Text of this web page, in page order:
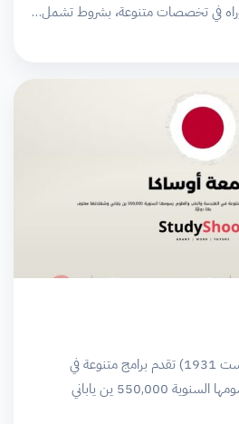
في تخصصات متنوعة، بشروط تشمل…
جامعة أوساكا اليابانية (تأسست 1931) تقدم برامج متنوعة في
الهندسة والطب والعلوم. رسومها السنوية 550,000 ين ياباني